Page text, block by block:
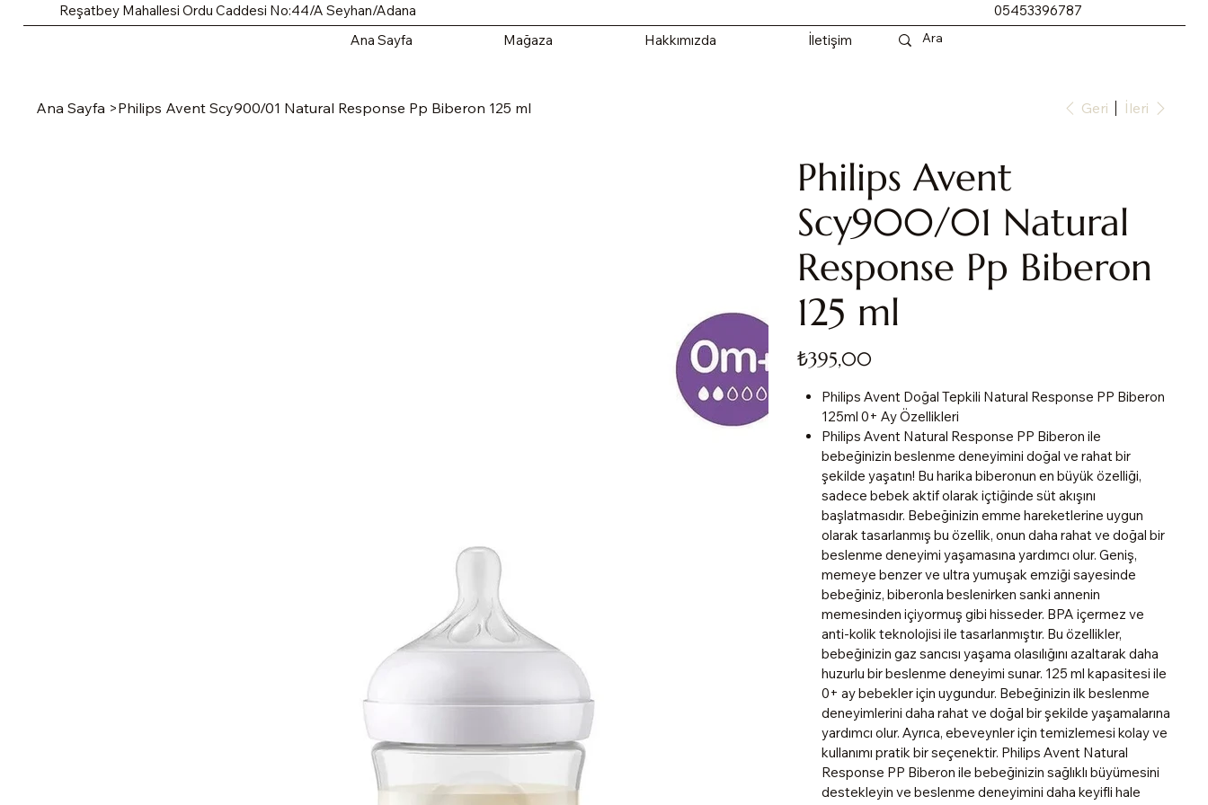
Reşatbey Mahallesi Ordu Caddesi No:44/A Seyhan/Adana
05453396787
Ana Sayfa
Mağaza Hakkımızda İletişim
Ana Sayfa >Philips Avent Scy900/01 Natural Response Pp Biberon 125 ml Geri İleri
Philips Avent
Scy900/01 Natural
Response Pp Biberon
125 ml
Fiyat
₺395,00
Philips Avent Doğal Tepkili Natural Response PP Biberon
125ml 0+ Ay Özellikleri
Philips Avent Natural Response PP Biberon ile
bebeğinizin beslenme deneyimini doğal ve rahat bir
şekilde yaşatın! Bu harika biberonun en büyük özelliği,
sadece bebek aktif olarak içtiğinde süt akışını
başlatmasıdır. Bebeğinizin emme hareketlerine uygun
olarak tasarlanmış bu özellik, onun daha rahat ve doğal bir
beslenme deneyimi yaşamasına yardımcı olur. Geniş,
memeye benzer ve ultra yumuşak emziği sayesinde
bebeğiniz, biberonla beslenirken sanki annenin
memesinden içiyormuş gibi hisseder. BPA içermez ve
anti-kolik teknolojisi ile tasarlanmıştır. Bu özellikler,
bebeğinizin gaz sancısı yaşama olasılığını azaltarak daha
huzurlu bir beslenme deneyimi sunar. 125 ml kapasitesi ile
0+ ay bebekler için uygundur. Bebeğinizin ilk beslenme
deneyimlerini daha rahat ve doğal bir şekilde yaşamalarına
yardımcı olur. Ayrıca, ebeveynler için temizlemesi kolay ve
kullanımı pratik bir seçenektir. Philips Avent Natural
Response PP Biberon ile bebeğinizin sağlıklı büyümesini
destekleyin ve beslenme deneyimini daha keyifli hale